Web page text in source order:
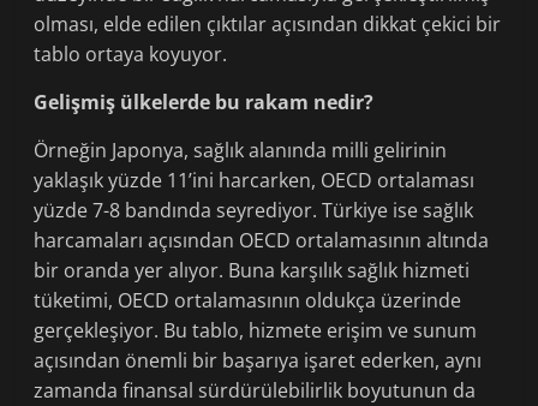
olması, elde edilen çıktılar açısından dikkat çekici bir
tablo ortaya koyuyor.
Gelişmiş ülkelerde bu rakam nedir?
Örneğin Japonya, sağlık alanında milli gelirinin
yaklaşık yüzde 11’ini harcarken, OECD ortalaması
yüzde 7-8 bandında seyrediyor. Türkiye ise sağlık
harcamaları açısından OECD ortalamasının altında
bir oranda yer alıyor. Buna karşılık sağlık hizmeti
tüketimi, OECD ortalamasının oldukça üzerinde
gerçekleşiyor. Bu tablo, hizmete erişim ve sunum
açısından önemli bir başarıya işaret ederken, aynı
zamanda finansal sürdürülebilirlik boyutunun da